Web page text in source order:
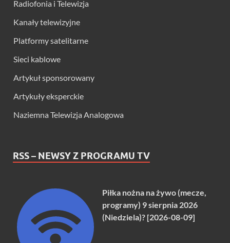
Radiofonia i Telewizja
Kanały telewizyjne
Platformy satelitarne
Sieci kablowe
Artykuł sponsorowany
Artykuły eksperckie
Naziemna Telewizja Analogowa
RSS – NEWSY Z PROGRAMU TV
Piłka nożna na żywo (mecze,
programy) 9 sierpnia 2026
(Niedziela)? [2026-08-09]